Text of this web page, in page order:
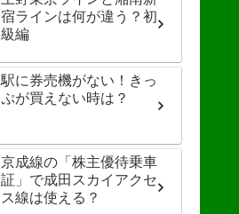
宿ラインは何が違う？初
級編
駅に券売機がない！きっ
ぷが買えない時は？
京成線の「株主優待乗車
証」で成田スカイアクセ
ス線は使える？